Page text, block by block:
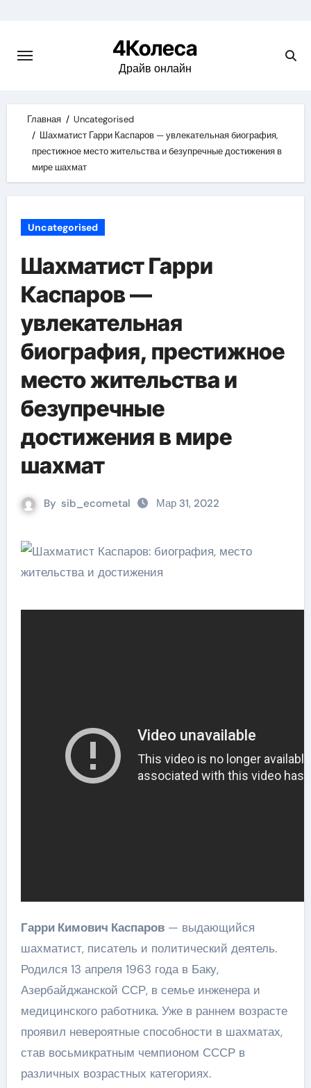
content
4Колеса
Драйв онлайн
Главная
Uncategorised
Шахматист Гарри Каспаров — увлекательная биография,
престижное место жительства и безупречные достижения в
мире шахмат
Uncategorised
Шахматист Гарри
Каспаров —
увлекательная
биография, престижное
место жительства и
безупречные
достижения в мире
шахмат
By sib_ecometal Мар 31, 2022
Гарри Кимович Каспаров— выдающийся
шахматист, писатель и политический деятель.
Родился 13 апреля 1963 года в Баку,
Азербайджанской ССР, в семье инженера и
медицинского работника. Уже в раннем возрасте
проявил невероятные способности в шахматах,
став восьмикратным чемпионом СССР в
различных возрастных категориях.